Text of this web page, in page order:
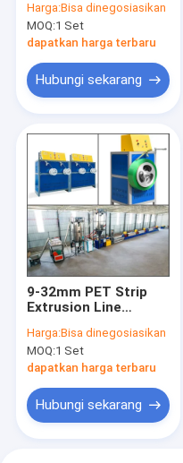
Harga:Bisa dinegosiasikan
MOQ:1 Set
dapatkan harga terbaru
Hubungi sekarang
9-32mm PET Strip
Extrusion Line
Harga:Bisa dinegosiasikan
MOQ:1 Set
dapatkan harga terbaru
Hubungi sekarang